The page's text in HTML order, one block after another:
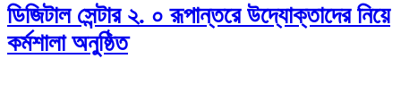
ডিজিটাল সেন্টার ২. ০ রূপান্তরে উদ্যোক্তাদের নিয়ে
কর্মশালা অনুষ্ঠিত